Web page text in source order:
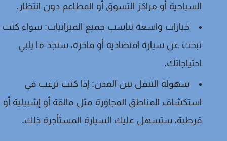
السياحية أو مراكز التسوق أو المطاعم دون انتظار.
خيارات واسعة تناسب جميع الميزانيات:سواء كنت
تبحث عن سيارة اقتصادية أو فاخرة، ستجد ما يلبي
احتياجاتك.
سهولة التنقل بين المدن:إذا كنت ترغب في
استكشاف المناطق المجاورة مثل مالقة أو إشبيلية أو
قرطبة، ستسهل عليك السيارة المستأجرة ذلك.